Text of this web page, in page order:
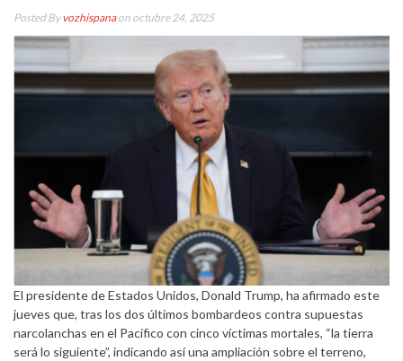
Posted Byvozhispanaon octubre 24, 2025
El presidente de Estados Unidos, Donald Trump, ha afirmado este
jueves que, tras los dos últimos bombardeos contra supuestas
narcolanchas en el Pacífico con cinco víctimas mortales, “la tierra
será lo siguiente”, indicando así una ampliación sobre el terreno,